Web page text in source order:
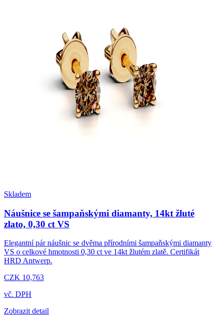
Skladem
Náušnice se šampaňskými diamanty, 14kt žluté
zlato, 0,30 ct VS
Elegantní pár náušnic se dvěma přírodními šampaňskými diamanty
VS o celkové hmotnosti 0,30 ct ve 14kt žlutém zlatě. Certifikát
HRD Antwerp.
CZK 10,763
vč. DPH
Zobrazit detail